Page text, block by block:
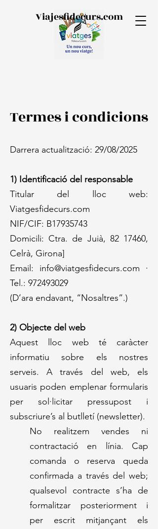
Viajesfidecurs.com
Termes i condicions
Darrera actualització: 29/08/2025
1) Identificació del responsable
Titular del lloc web:
Viatgesfidecurs.com
NIF/CIF: B17935743
Domicili: Ctra. de Juià, 82 17460,
Celrà, Girona]
Email: info@viatgesfidecurs.com ·
Tel.: 972493029
(D’ara endavant, “Nosaltres”.)
2) Objecte del web
Aquest lloc web té caràcter
informatiu sobre els nostres
serveis. A través del web, els
usuaris poden emplenar formularis
per sol·licitar pressupost i
subscriure’s al butlletí (newsletter).
No realitzem vendes ni
contractació en línia. Cap
comanda o reserva queda
confirmada a través del web;
qualsevol contracte s’ha de
formalitzar posteriorment i
per escrit mitjançant els